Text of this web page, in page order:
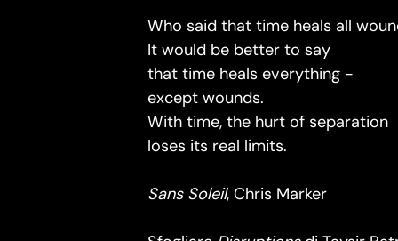
Who said that time heals all
It would be better to say
that time heals everything -
except wounds.
With time, the hurt of separation
loses its real limits.
Sans Soleil, Chris Marker